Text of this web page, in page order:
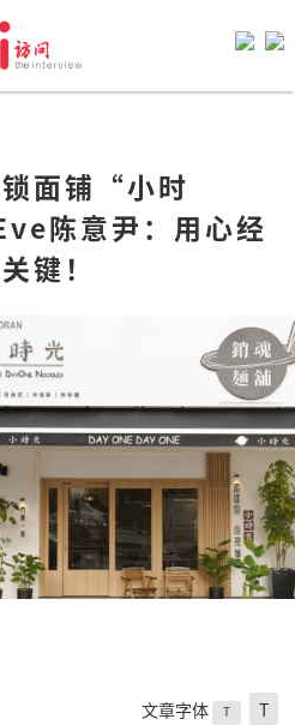
面铺“小时
陈意尹：用心经
键！
文章字体 T T